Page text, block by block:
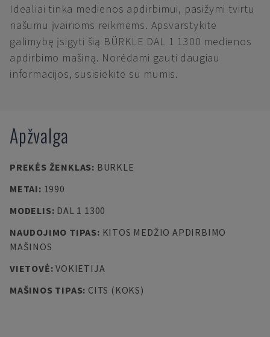
Idealiai tinka medienos apdirbimui, pasižymi tvirtu
našumu įvairioms reikmėms. Apsvarstykite
galimybę įsigyti šią BÜRKLE DAL 1 1300 medienos
apdirbimo mašiną. Norėdami gauti daugiau
informacijos, susisiekite su mumis.
Apžvalga
PREKĖS ŽENKLAS: BURKLE
METAI: 1990
MODELIS: DAL 1 1300
NAUDOJIMO TIPAS: KITOS MEDŽIO APDIRBIMO
MAŠINOS
VIETOVĖ:VOKIETIJA
MAŠINOS TIPAS: CITS (KOKS)